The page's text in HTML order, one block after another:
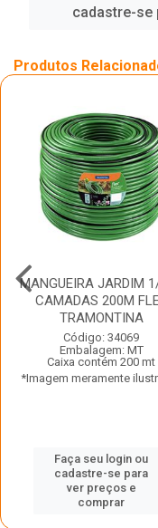
cadastre-se
Produtos
MANGUEIRA JARDIM
CAMADAS 200M
TRAMONTINA
Código: 34069
Embalagem: MT
Caixa contém 200 mt
*Imagem meramente
Faça seu login ou
cadastre-se para
ver preços e
comprar